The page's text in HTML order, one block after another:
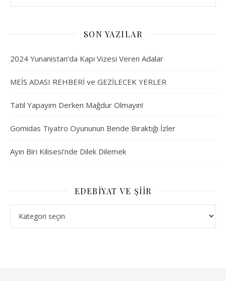
SON YAZILAR
2024 Yunanistan’da Kapı Vizesi Veren Adalar
MEİS ADASI REHBERİ ve GEZİLECEK YERLER
Tatil Yapayım Derken Mağdur Olmayın!
Gomidas Tiyatro Oyununun Bende Bıraktığı İzler
Ayın Biri Kilisesi’nde Dilek Dilemek
EDEBIYAT VE ŞIIR